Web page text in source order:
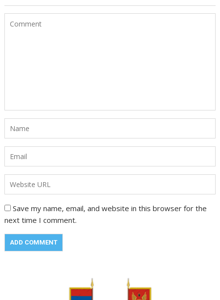
Save my name, email, and website in this browser for the
next time I comment.